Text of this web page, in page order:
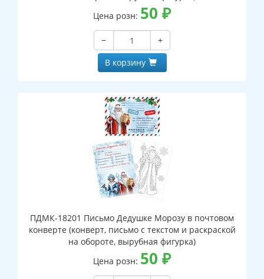
Цена розн: 50 ₽
−
+
В корзину
ПДМК-18201 Письмо Дедушке Морозу в почтовом
конверте (конверт, письмо с текстом и раскраской
на обороте, вырубная фигурка)
Цена розн: 50 ₽